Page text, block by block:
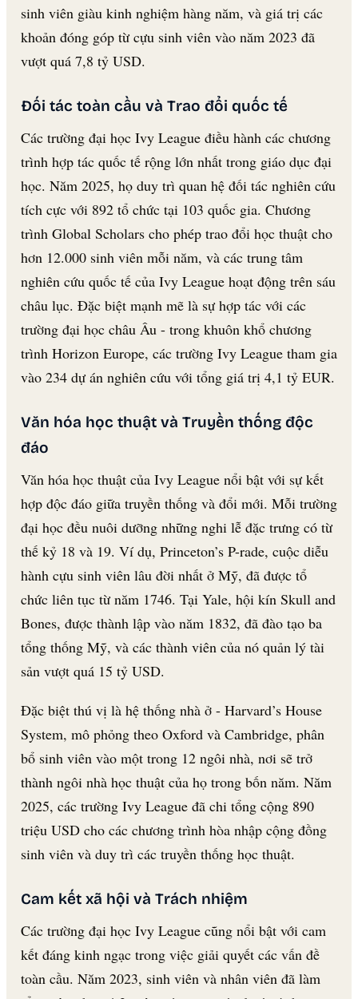
sinh viên giàu kinh nghiệm hàng năm, và giá trị các
khoản đóng góp từ cựu sinh viên vào năm 2023 đã
vượt quá 7,8 tỷ USD.
Đối tác toàn cầu và Trao đổi quốc tế
Các trường đại học Ivy League điều hành các chương
trình hợp tác quốc tế rộng lớn nhất trong giáo dục đại
học. Năm 2025, họ duy trì quan hệ đối tác nghiên cứu
tích cực với 892 tổ chức tại 103 quốc gia. Chương
trình Global Scholars cho phép trao đổi học thuật cho
hơn 12.000 sinh viên mỗi năm, và các trung tâm
nghiên cứu quốc tế của Ivy League hoạt động trên sáu
châu lục. Đặc biệt mạnh mẽ là sự hợp tác với các
trường đại học châu Âu - trong khuôn khổ chương
trình Horizon Europe, các trường Ivy League tham gia
vào 234 dự án nghiên cứu với tổng giá trị 4,1 tỷ EUR.
Văn hóa học thuật và Truyền thống độc
đáo
Văn hóa học thuật của Ivy League nổi bật với sự kết
hợp độc đáo giữa truyền thống và đổi mới. Mỗi trường
đại học đều nuôi dưỡng những nghi lễ đặc trưng có từ
thế kỷ 18 và 19. Ví dụ, Princeton’s P-rade, cuộc diễu
hành cựu sinh viên lâu đời nhất ở Mỹ, đã được tổ
chức liên tục từ năm 1746. Tại Yale, hội kín Skull and
Bones, được thành lập vào năm 1832, đã đào tạo ba
tổng thống Mỹ, và các thành viên của nó quản lý tài
sản vượt quá 15 tỷ USD.
Đặc biệt thú vị là hệ thống nhà ở - Harvard’s House
System, mô phỏng theo Oxford và Cambridge, phân
bổ sinh viên vào một trong 12 ngôi nhà, nơi sẽ trở
thành ngôi nhà học thuật của họ trong bốn năm. Năm
2025, các trường Ivy League đã chi tổng cộng 890
triệu USD cho các chương trình hòa nhập cộng đồng
sinh viên và duy trì các truyền thống học thuật.
Cam kết xã hội và Trách nhiệm
Các trường đại học Ivy League cũng nổi bật với cam
kết đáng kinh ngạc trong việc giải quyết các vấn đề
toàn cầu. Năm 2023, sinh viên và nhân viên đã làm